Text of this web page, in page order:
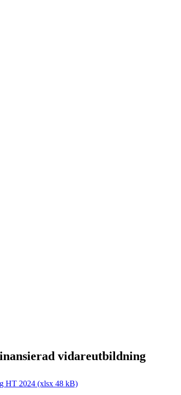
vidareutbildning
HT 2024 (xlsx 48 kB)